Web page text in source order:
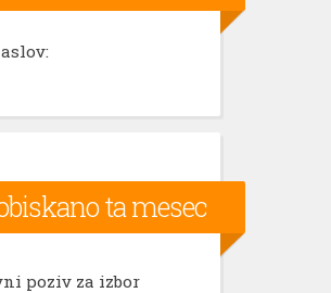
ta mesec
poziv za izbor